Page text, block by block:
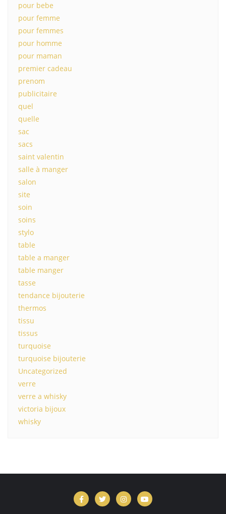
pour bebe
pour femme
pour femmes
pour homme
pour maman
premier cadeau
prenom
publicitaire
quel
quelle
sac
sacs
saint valentin
salle à manger
salon
site
soin
soins
stylo
table
table a manger
table manger
tasse
tendance bijouterie
thermos
tissu
tissus
turquoise
turquoise bijouterie
Uncategorized
verre
verre a whisky
victoria bijoux
whisky